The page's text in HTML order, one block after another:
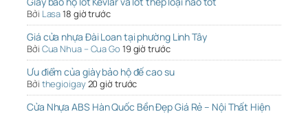
Bởi Lasa18 giờ trước
Giá cửa nhựa Đài Loan tại phường Linh Tây
Bởi Cua Nhua – Cua Go 19 giờ trước
Ưu điểm của giày bảo hộ đế cao su
Bởi thegioigay20 giờ trước
Cửa Nhựa ABS Hàn Quốc Bền Đẹp Giá Rẻ – Nội Thất Hiện